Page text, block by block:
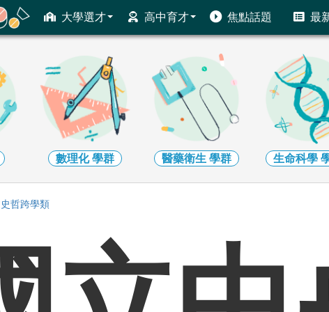
大學選才 高中育才 焦點話題 最
高中育才輔助系統
醫藥衛生學群 生命科學 學群 生物資源
哲跨學類